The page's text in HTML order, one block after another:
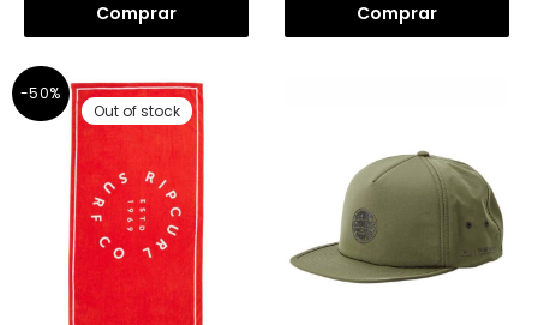
Comprar Comprar
-50%
Out of stock